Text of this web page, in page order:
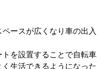
ペースが広くなり車の出
トを設置することで自転
生活できるようになった